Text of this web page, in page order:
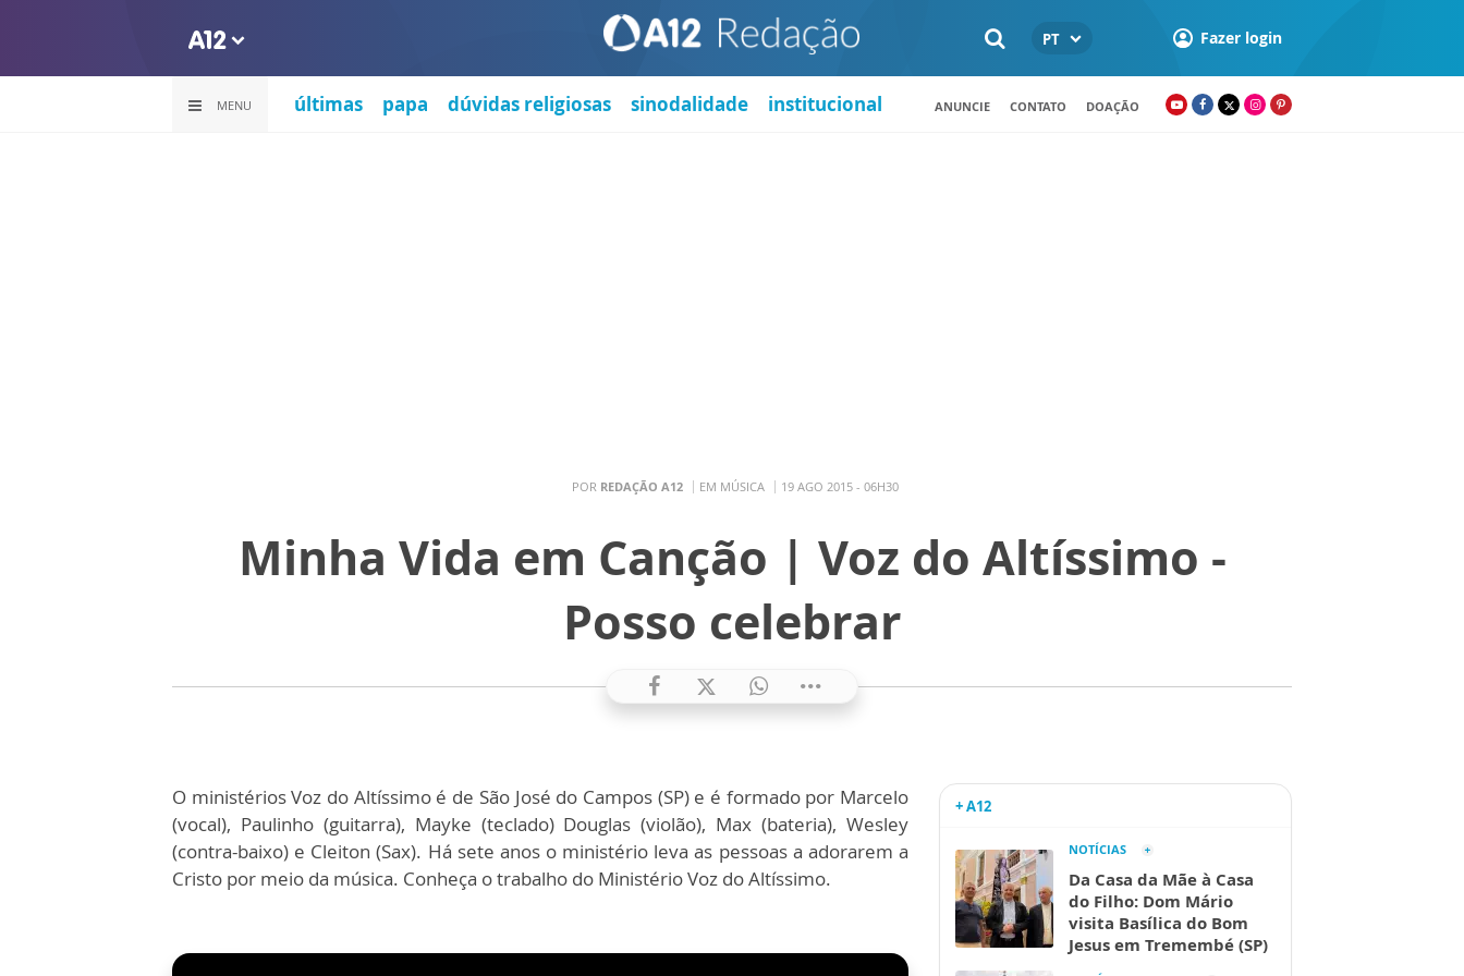
PT Fazer login
MENU últimas papa dúvidas religiosas sinodalidade institucional ANUNCIE CONTATO DOAÇÃO
POR REDAÇÃO A12 EM MÚSICA 19 AGO 2015 - 06H30
Minha Vida em Canção | Voz do Altíssimo -
Posso celebrar
O ministérios Voz do Altíssimo é de São José do Campos (SP) e é formado por Marcelo
(vocal), Paulinho (guitarra), Mayke (teclado) Douglas (violão), Max (bateria), Wesley
(contra-baixo) e Cleiton (Sax). Há sete anos o ministério leva as pessoas a adorarem a
Cristo por meio da música. Conheça o trabalho do Ministério Voz do Altíssimo.
+ A12
NOTÍCIAS
Da Casa da Mãe à Casa
do Filho: Dom Mário
visita Basílica do Bom
Jesus em Tremembé (SP)